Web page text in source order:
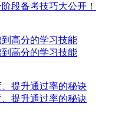
段备考技巧大公开！
高分的学习技能
高分的学习技能
提升通过率的秘诀
提升通过率的秘诀